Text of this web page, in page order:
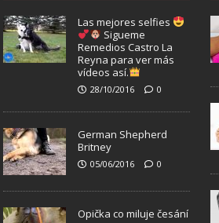
Las mejores selfies
Sigueme
Remedios Castro La
Reyna para ver más
vídeos así.
28/10/2016 0
German Shepherd
Britney
05/06/2016 0
Opička co miluje česání